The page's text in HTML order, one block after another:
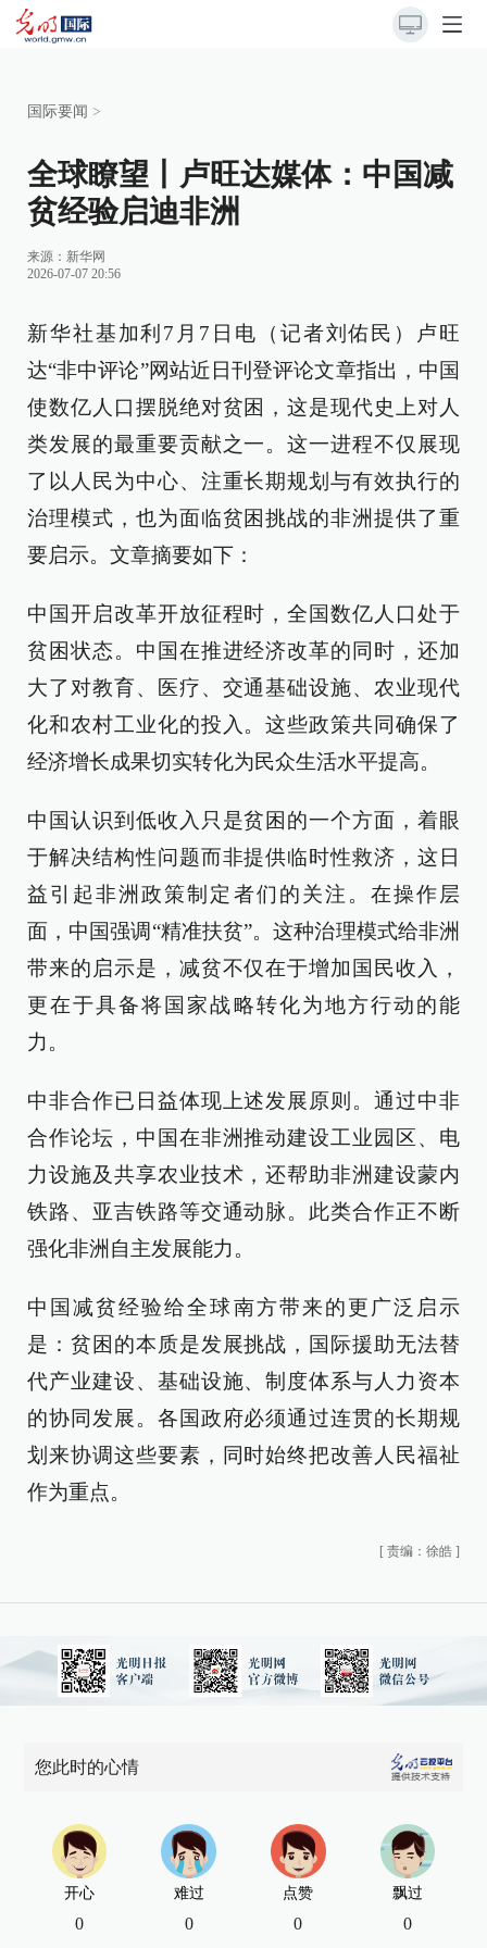
国际要闻 >
全球瞭望丨卢旺达媒体：中国减
贫经验启迪非洲
来源： 新华网
2026-07-07 20:56
新华社基加利7月7日电（记者刘佑民）卢旺
达“非中评论”网站近日刊登评论文章指出，中国
使数亿人口摆脱绝对贫困，这是现代史上对人
类发展的最重要贡献之一。这一进程不仅展现
了以人民为中心、注重长期规划与有效执行的
治理模式，也为面临贫困挑战的非洲提供了重
要启示。文章摘要如下：
中国开启改革开放征程时，全国数亿人口处于
贫困状态。中国在推进经济改革的同时，还加
大了对教育、医疗、交通基础设施、农业现代
化和农村工业化的投入。这些政策共同确保了
经济增长成果切实转化为民众生活水平提高。
中国认识到低收入只是贫困的一个方面，着眼
于解决结构性问题而非提供临时性救济，这日
益引起非洲政策制定者们的关注。在操作层
面，中国强调“精准扶贫”。这种治理模式给非洲
带来的启示是，减贫不仅在于增加国民收入，
更在于具备将国家战略转化为地方行动的能
力。
中非合作已日益体现上述发展原则。通过中非
合作论坛，中国在非洲推动建设工业园区、电
力设施及共享农业技术，还帮助非洲建设蒙内
铁路、亚吉铁路等交通动脉。此类合作正不断
强化非洲自主发展能力。
中国减贫经验给全球南方带来的更广泛启示
是：贫困的本质是发展挑战，国际援助无法替
代产业建设、基础设施、制度体系与人力资本
的协同发展。各国政府必须通过连贯的长期规
划来协调这些要素，同时始终把改善人民福祉
作为重点。
[ 责编：徐皓 ]
您此时的心情
开心
0
难过
0
点赞
0
飘过
0